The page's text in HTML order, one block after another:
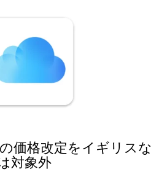
価格改定をイギリスな
対象外